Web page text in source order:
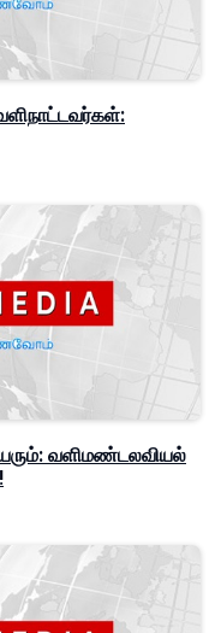
வளிமண்டலவியல்